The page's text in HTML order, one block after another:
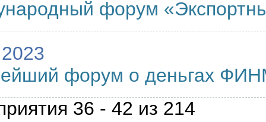
форум
форум о деньгах
36 - 42 из 214